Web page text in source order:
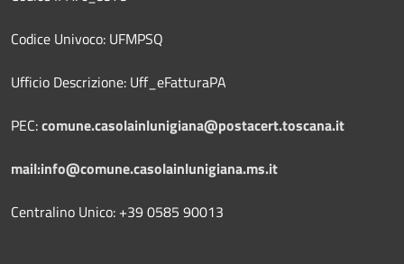
Codice Univoco: UFMPSQ
Ufficio Descrizione: Uff_eFatturaPA
PEC:comune.casolainlunigiana@postacert.toscana.it
mail:info@comune.casolainlunigiana.ms.it
Centralino Unico: +39 0585 90013